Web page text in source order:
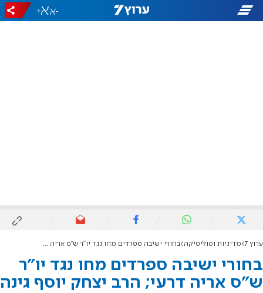
-
+
ערוץ 7 מדיניות ופוליטיקה בחורי ישיבה ספרדים מחו נגד יו"ר ש"ס אריה דרעי; הרב יצחק יוסף גינה
בחורי ישיבה ספרדים מחו נגד יו"ר
ש"ס אריה דרעי; הרב יצחק יוסף גינה